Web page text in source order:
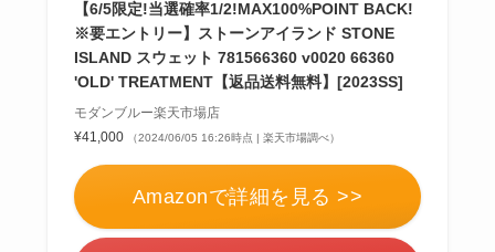
【6/5限定!当選確率1/2!MAX100%POINT BACK!
※要エントリー】ストーンアイランド STONE
ISLAND スウェット 781566360 v0020 66360
'OLD' TREATMENT【返品送料無料】[2023SS]
モダンブルー楽天市場店
¥41,000
（2024/06/05 16:26時点 | 楽天市場調べ）
Amazonで詳細を見る >>